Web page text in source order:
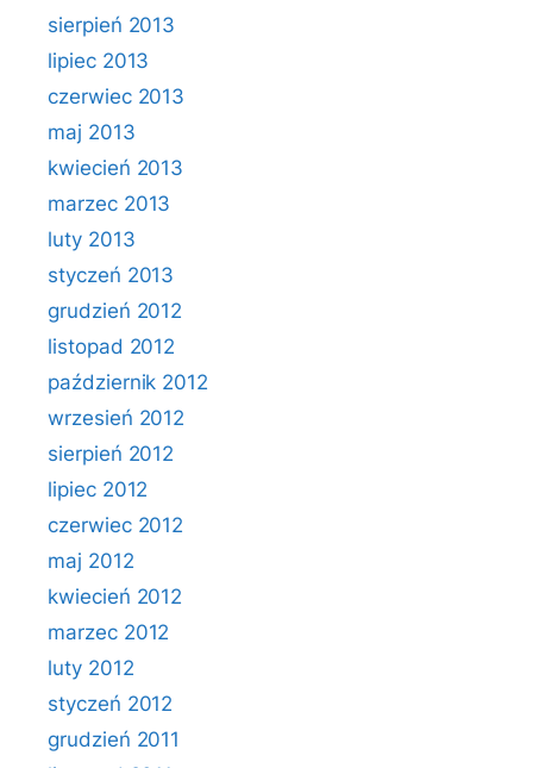
sierpień 2013
lipiec 2013
czerwiec 2013
maj 2013
kwiecień 2013
marzec 2013
luty 2013
styczeń 2013
grudzień 2012
listopad 2012
październik 2012
wrzesień 2012
sierpień 2012
lipiec 2012
czerwiec 2012
maj 2012
kwiecień 2012
marzec 2012
luty 2012
styczeń 2012
grudzień 2011